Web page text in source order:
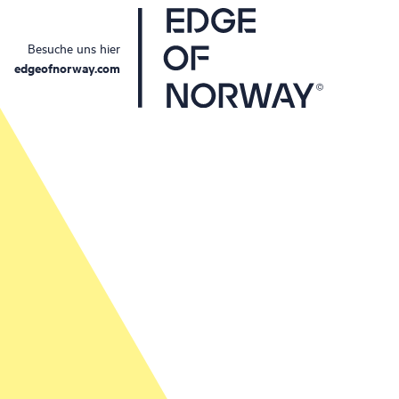
Besuche uns hier
edgeofnorway.com